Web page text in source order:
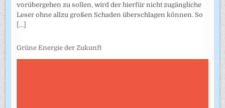
vorübergehen zu sollen, wird der hierfür nicht zugängliche
Leser ohne allzu großen Schaden überschlagen können. So
[...]
Grüne Energie der Zukunft